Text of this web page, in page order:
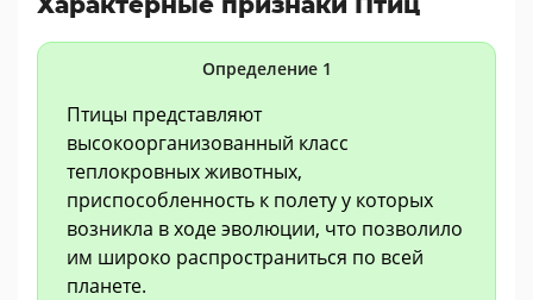
Определение 1
Птицы представляют
высокоорганизованный класс
теплокровных животных,
приспособленность к полету у которых
возникла в ходе эволюции, что позволило
им широко распространиться по всей
планете.